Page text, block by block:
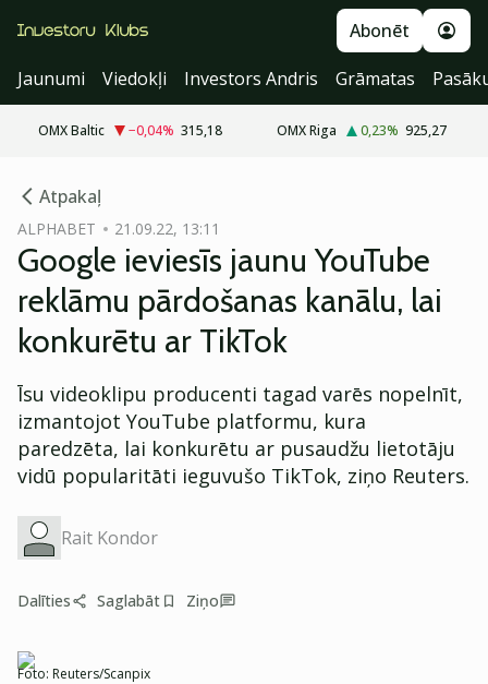
Abonēt
Jaunumi
Viedokļi Investors Andris Grāmatas
OMX Baltic −0,04% 315,18 OMX Riga 0,23% 925,27
Atpakaļ
ALPHABET 21.09.22, 13:11
Google ieviesīs jaunu YouTube
reklāmu pārdošanas kanālu, lai
konkurētu ar TikTok
Īsu videoklipu producenti tagad varēs nopelnīt,
izmantojot YouTube platformu, kura
paredzēta, lai konkurētu ar pusaudžu lietotāju
vidū popularitāti ieguvušo TikTok, ziņo Reuters.
Rait Kondor
Dalīties Saglabāt Ziņo
Foto: Reuters/Scanpix